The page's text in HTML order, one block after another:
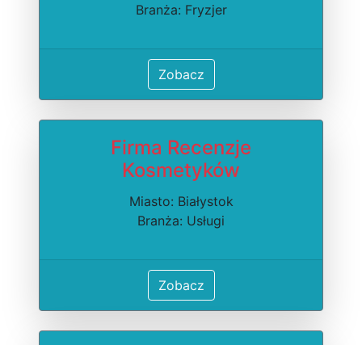
Branża: Fryzjer
Zobacz
Firma Recenzje
Kosmetyków
Miasto: Białystok
Branża: Usługi
Zobacz